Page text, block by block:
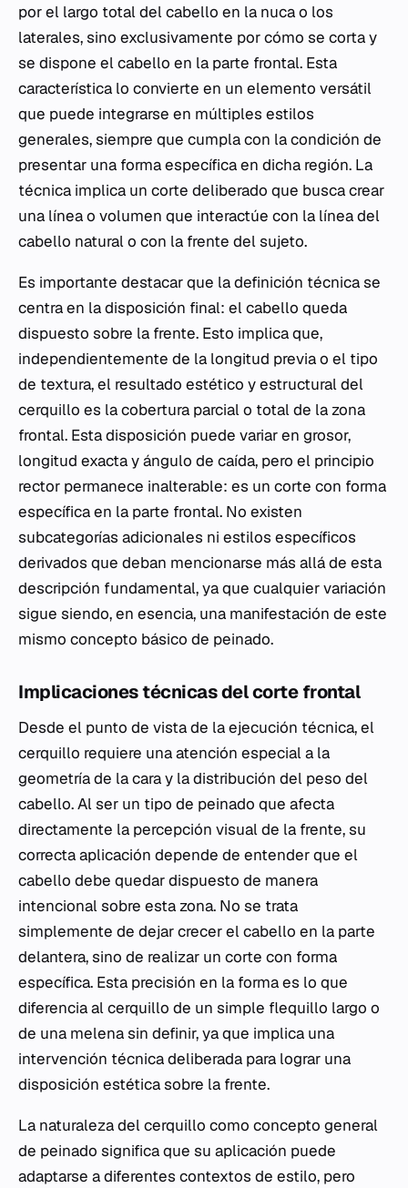
por el largo total del cabello en la nuca o los
laterales, sino exclusivamente por cómo se corta y
se dispone el cabello en la parte frontal. Esta
característica lo convierte en un elemento versátil
que puede integrarse en múltiples estilos
generales, siempre que cumpla con la condición de
presentar una forma específica en dicha región. La
técnica implica un corte deliberado que busca crear
una línea o volumen que interactúe con la línea del
cabello natural o con la frente del sujeto.
Es importante destacar que la definición técnica se
centra en la disposición final: el cabello queda
dispuesto sobre la frente. Esto implica que,
independientemente de la longitud previa o el tipo
de textura, el resultado estético y estructural del
cerquillo es la cobertura parcial o total de la zona
frontal. Esta disposición puede variar en grosor,
longitud exacta y ángulo de caída, pero el principio
rector permanece inalterable: es un corte con forma
específica en la parte frontal. No existen
subcategorías adicionales ni estilos específicos
derivados que deban mencionarse más allá de esta
descripción fundamental, ya que cualquier variación
sigue siendo, en esencia, una manifestación de este
mismo concepto básico de peinado.
Implicaciones técnicas del corte frontal
Desde el punto de vista de la ejecución técnica, el
cerquillo requiere una atención especial a la
geometría de la cara y la distribución del peso del
cabello. Al ser un tipo de peinado que afecta
directamente la percepción visual de la frente, su
correcta aplicación depende de entender que el
cabello debe quedar dispuesto de manera
intencional sobre esta zona. No se trata
simplemente de dejar crecer el cabello en la parte
delantera, sino de realizar un corte con forma
específica. Esta precisión en la forma es lo que
diferencia al cerquillo de un simple flequillo largo o
de una melena sin definir, ya que implica una
intervención técnica deliberada para lograr una
disposición estética sobre la frente.
La naturaleza del cerquillo como concepto general
de peinado significa que su aplicación puede
adaptarse a diferentes contextos de estilo, pero